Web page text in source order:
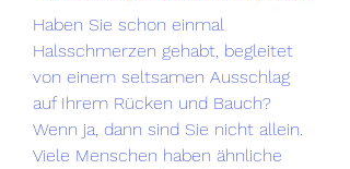
Haben Sie schon einmal
Halsschmerzen gehabt, begleitet
von einem seltsamen Ausschlag
auf Ihrem Rücken und Bauch?
Wenn ja, dann sind Sie nicht allein.
Viele Menschen haben ähnliche